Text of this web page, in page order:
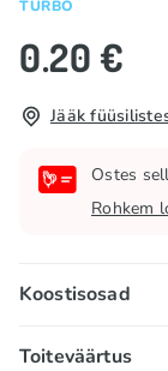
TURBO
0.20 €
Jääk
Ostes
Rohkem
Koostisosad
Suhkur,
Toiteväärtus